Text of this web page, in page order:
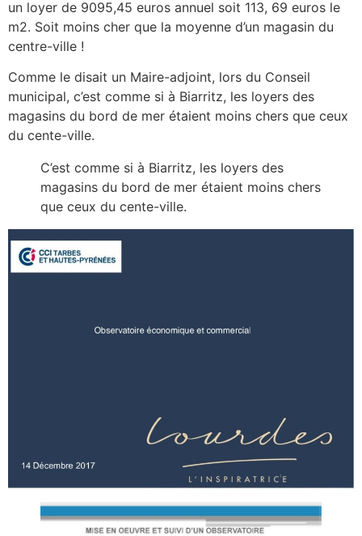
un loyer de 9095,45 euros annuel soit 113, 69 euros le
m2. Soit moins cher que la moyenne d’un magasin du
centre-ville !
Comme le disait un Maire-adjoint, lors du Conseil
municipal, c’est comme si à Biarritz, les loyers des
magasins du bord de mer étaient moins chers que ceux
du cente-ville.
C’est comme si à Biarritz, les loyers des
magasins du bord de mer étaient moins chers
que ceux du cente-ville.